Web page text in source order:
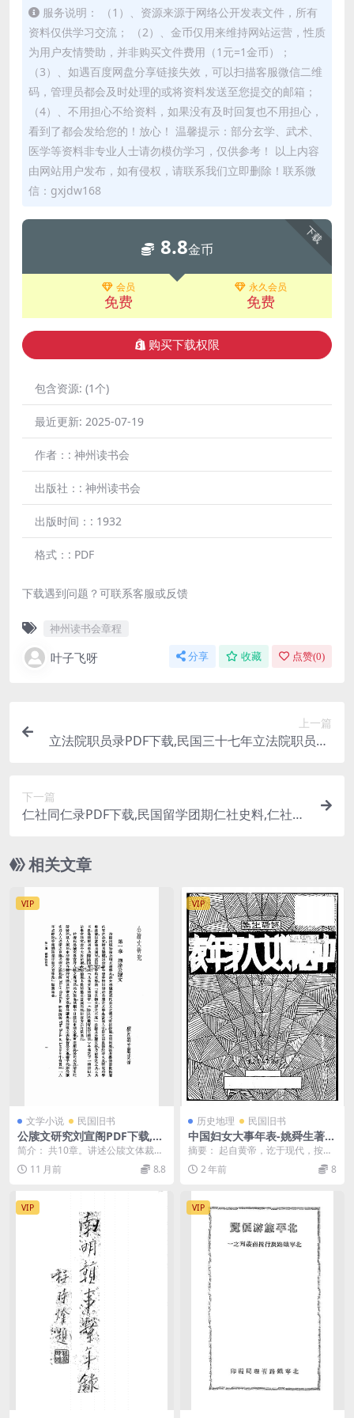
服务说明： （1）、资源来源于网络公开发表文件，所有
资料仅供学习交流； （2）、金币仅用来维持网站运营，性质
为用户友情赞助，并非购买文件费用（1元=1金币）；
（3）、如遇百度网盘分享链接失效，可以扫描客服微信二维
码，管理员都会及时处理的或将资料发送至您提交的邮箱；
（4）、不用担心不给资料，如果没有及时回复也不用担心，
看到了都会发给您的！放心！ 温馨提示：部分玄学、武术、
医学等资料非专业人士请勿模仿学习，仅供参考！ 以上内容
由网站用户发布，如有侵权，请联系我们立即删除！联系微
信：gxjdw168
下载
8.8金币
会员
免费
永久会员
免费
购买下载权限
包含资源: (1个)
最近更新: 2025-07-19
作者：: 神州读书会
出版社：: 神州读书会
出版时间：: 1932
格式：: PDF
下载遇到问题？可联系客服或反馈
神州读书会章程
叶子飞呀 分享 收藏 点赞(0)
上一篇
立法院职员录PDF下载,民国三十七年立法院职员录,
下一篇
仁社同仁录PDF下载,民国留学团期仁社史料,仁社职
相关文章
VIP
文学小说 民国旧书
公牍文研究刘宣阁PDF下载,古
代公牍文学研究
简介： 共10章。讲述公牍文体裁、
分类、格式及公文处理等。书前
冠：引言 截图： ...
11 月前 8.8
VIP
历史地理 民国旧书
中国妇女大事年表-姚舜生著-
女子书店
摘要： 起自黄帝，讫于现代，按年
记述妇女大事，取材于《二十四
史》、《清朝东华录》...
2 年前 8
VIP VIP